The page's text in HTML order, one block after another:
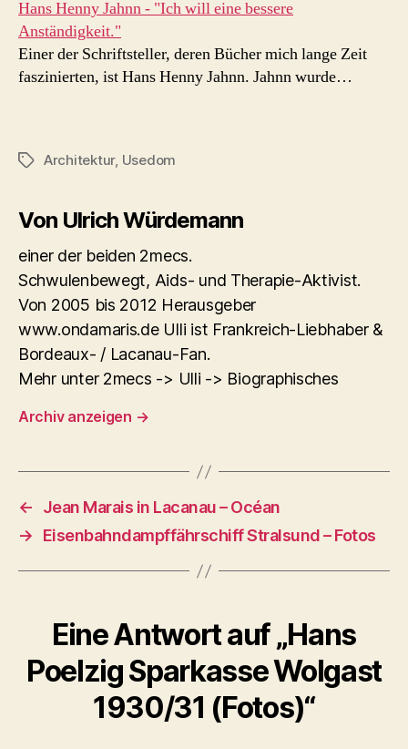
Hans Henny Jahnn - "Ich will eine bessere
Anständigkeit."
Einer der Schriftsteller, deren Bücher mich lange Zeit
faszinierten, ist Hans Henny Jahnn. Jahnn wurde…
Schlagwörter
Architektur, Usedom
Von Ulrich Würdemann
einer der beiden 2mecs.
Schwulenbewegt, Aids- und Therapie-Aktivist.
Von 2005 bis 2012 Herausgeber
www.ondamaris.de Ulli ist Frankreich-Liebhaber &
Bordeaux- / Lacanau-Fan.
Mehr unter 2mecs -> Ulli -> Biographisches
Archiv anzeigen →
←
Jean Marais in Lacanau – Océan
→
Eisenbahndampffährschiff Stralsund – Fotos
Eine Antwort auf „Hans
Poelzig Sparkasse Wolgast
1930/31 (Fotos)“